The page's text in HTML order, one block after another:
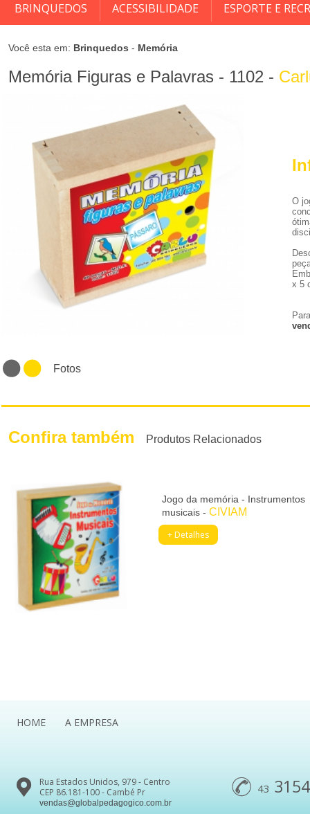
BRINQUEDOS ACESSIBILIDADE ESPORTE E
Você esta em: Brinquedos - Memória
Memória Figuras e Palavras - 1102 -
Fotos
O
x 5
Confira também Produtos Relacionados
Jogo da memória - Instrumentos
musicais - CIVIAM
+ Detalhes
HOME A EMPRESA
Rua Estados Unidos, 979 - Centro
CEP 86.181-100 - Cambé Pr
vendas@globalpedagogico.com.br
43